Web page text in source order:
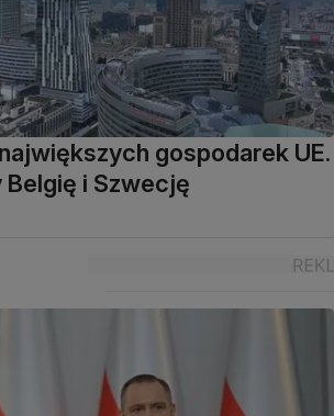
gospodarek UE.
i Szwecję